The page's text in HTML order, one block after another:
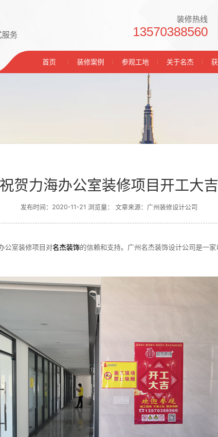
务
装修热线
13570388560
首页 装修案例 参观工地 关于名杰
祝贺力海办公室装修项目开工大吉
发布时间：2020-11-21 浏览量： 文章来源：广州装修设计公司
公室装修项目对名杰装饰的信赖和支持。广州名杰装饰设计公司是一